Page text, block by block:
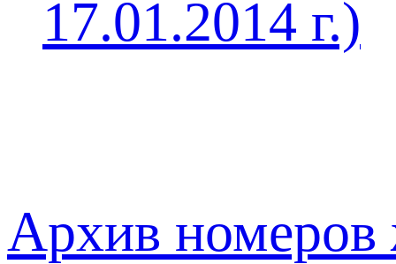
17.01.2014 г.)
Архив номеров